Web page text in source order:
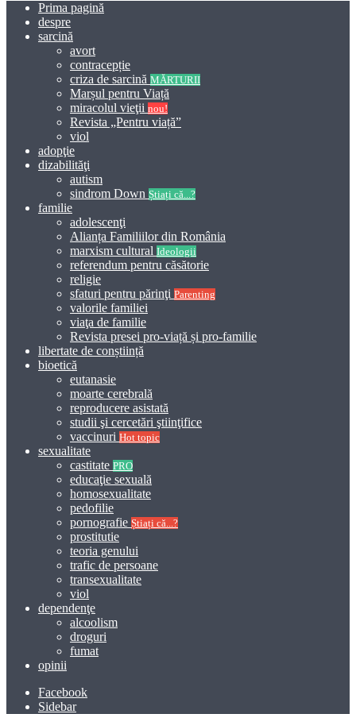
Prima pagină
despre
sarcină
avort
contracepție
criza de sarcină MĂRTURII
Marșul pentru Viață
miracolul vieţii nou!
Revista „Pentru viață”
viol
adopţie
dizabilităţi
autism
sindrom Down Știați că...?
familie
adolescenţi
Alianța Familiilor din România
marxism cultural Ideologii
referendum pentru căsătorie
religie
sfaturi pentru părinţi Parenting
valorile familiei
viaţa de familie
Revista presei pro-viață și pro-familie
libertate de conștiință
bioetică
eutanasie
moarte cerebrală
reproducere asistată
studii şi cercetări ştiinţifice
vaccinuri Hot topic
sexualitate
castitate PRO
educaţie sexuală
homosexualitate
pedofilie
pornografie Știați că...?
prostitutie
teoria genului
trafic de persoane
transexualitate
viol
dependenţe
alcoolism
droguri
fumat
opinii
Facebook
Sidebar